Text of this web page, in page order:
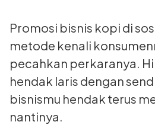
Promosi bisnis kopi di
metode kenali
pecahkan perkaranya.
hendak laris dengan
bisnismu hendak terus
nantinya.